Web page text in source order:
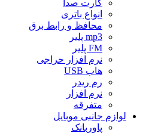
کارت صدا
انواع باتری
محافظ و رابط برق
mp3 پلیر
FM پلیر
نرم افزار حراجی
هاب USB
رم ریدر
نرم افزار
متفرقه
لوازم جانبی موبایل
پاوربانک